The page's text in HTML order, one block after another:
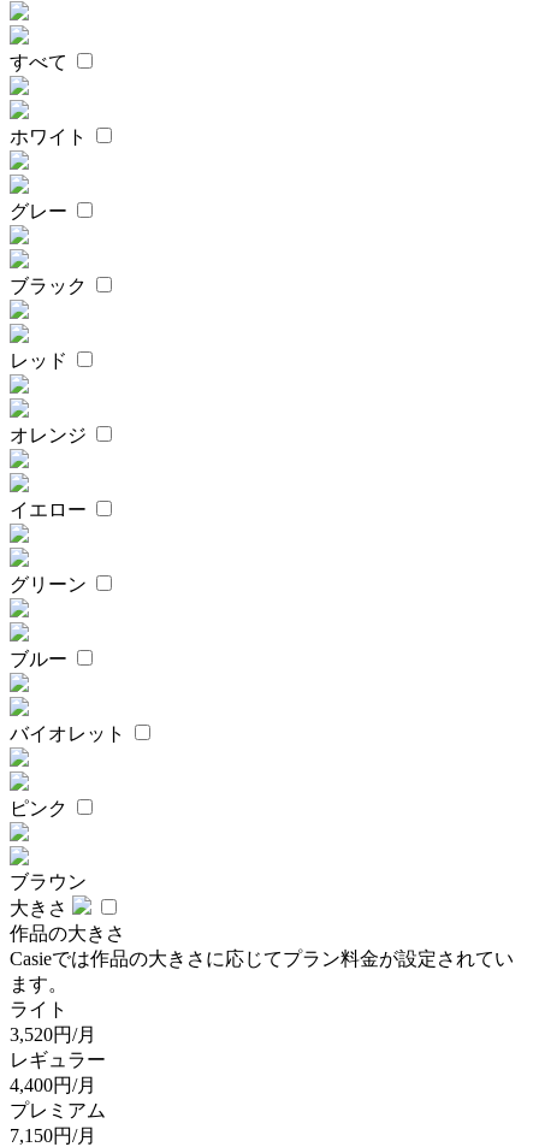
すべて
ホワイト
グレー
ブラック
レッド
オレンジ
イエロー
グリーン
ブルー
バイオレット
ピンク
ブラウン
大きさ
作品の大きさ
Casieでは作品の大きさに応じてプラン料金が設定されてい
ます。
ライト
3,520円/月
レギュラー
4,400円/月
プレミアム
7,150円/月